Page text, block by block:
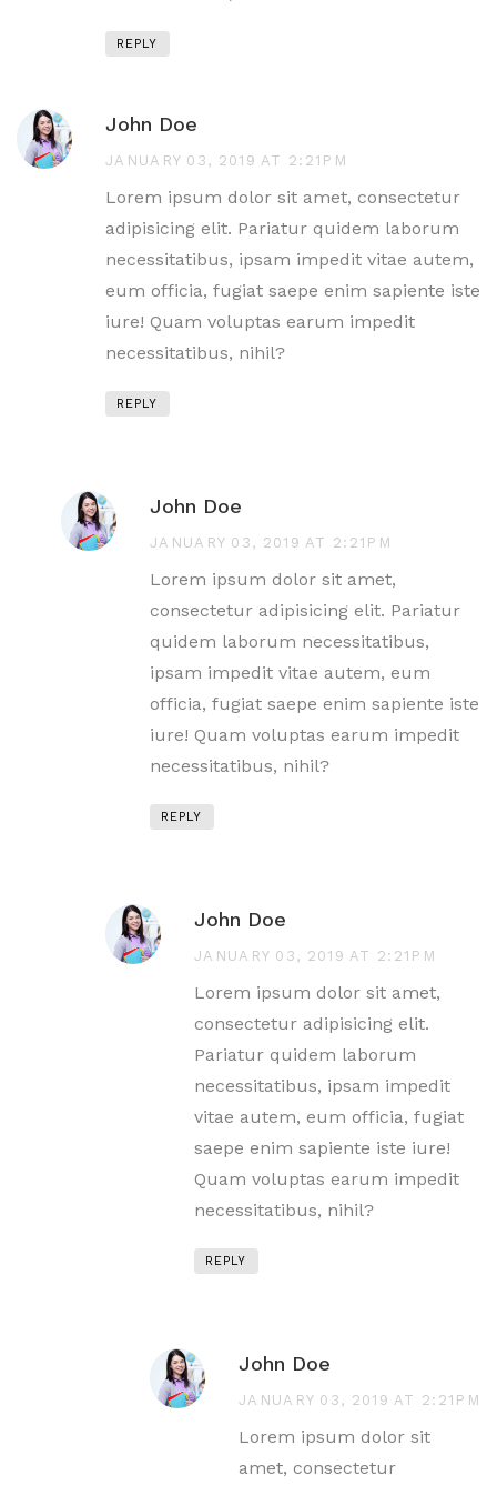
REPLY
John Doe
JANUARY 03, 2019 AT 2:21PM
Lorem ipsum dolor sit amet, consectetur
adipisicing elit. Pariatur quidem laborum
necessitatibus, ipsam impedit vitae autem,
eum officia, fugiat saepe enim sapiente iste
iure! Quam voluptas earum impedit
necessitatibus, nihil?
REPLY
John Doe
JANUARY 03, 2019 AT 2:21PM
Lorem ipsum dolor sit amet,
consectetur adipisicing elit. Pariatur
quidem laborum necessitatibus,
ipsam impedit vitae autem, eum
officia, fugiat saepe enim sapiente iste
iure! Quam voluptas earum impedit
necessitatibus, nihil?
REPLY
John Doe
JANUARY 03, 2019 AT 2:21PM
Lorem ipsum dolor sit amet,
consectetur adipisicing elit.
Pariatur quidem laborum
necessitatibus, ipsam impedit
vitae autem, eum officia, fugiat
saepe enim sapiente iste iure!
Quam voluptas earum impedit
necessitatibus, nihil?
REPLY
John Doe
JANUARY 03, 2019 AT 2:21PM
Lorem ipsum dolor sit
amet, consectetur